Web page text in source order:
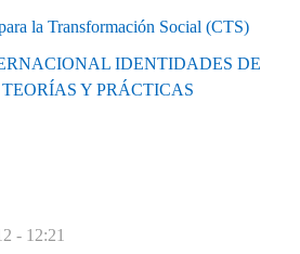
la Transformación Social (CTS)
IDENTIDADES DE
Y PRÁCTICAS
- 12:21